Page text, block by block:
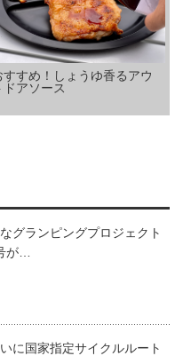
すすめ！しょうゆ香るアウ
ドアソース
グランピングプロジェクト
が…
に国家指定サイクルルート